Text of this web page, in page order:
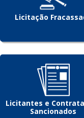
Licitação
Licitantes e
Sancionados